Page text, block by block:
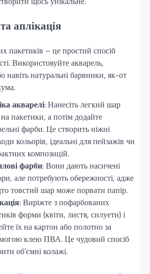
аплікація
пакетиків – це простий спосіб
Використовуйте акварель,
навіть натуральні барвники, як-от
акварелі: Нанесіть легкий шар
пакетики, а потім додайте
фарби. Це створить ніжні
кольорів, ідеальні для пейзажів чи
композицій.
фарби: Вони дають насичені
але потребують обережності, адже
товстий шар може порвати папір.
: Виріжте з пофарбованих
форми (квіти, листя, силуети) і
їх на картон або полотно за
клею ПВА. Це чудовий спосіб
об’ємні колажі.